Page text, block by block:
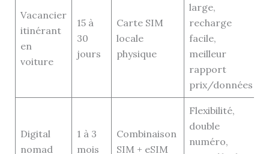
Vacancier
itinérant
en
voiture
15 à
30
jours
Carte SIM
locale
physique
large,
recharge
facile,
meilleur
rapport
prix/données
Digital
nomad
1 à 3
mois
Combinaison
SIM + eSIM
Flexibilité,
double
numéro,